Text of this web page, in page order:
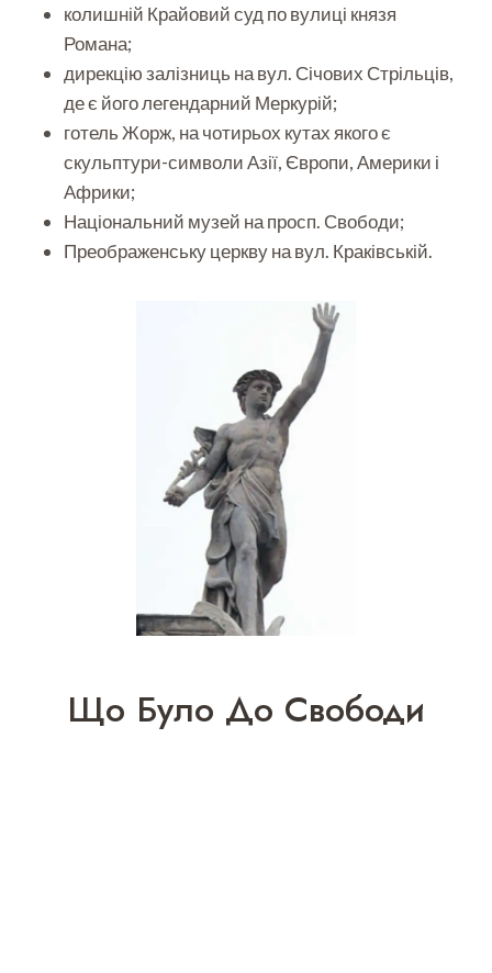
колишній Крайовий суд по вулиці князя
Романа;
дирекцію залізниць на вул. Січових Стрільців,
де є його легендарний Меркурій;
готель Жорж, на чотирьох кутах якого є
скульптури-символи Азії, Європи, Америки і
Африки;
Національний музей на просп. Свободи;
Преображенську церкву на вул. Краківській.
Що Було До Свободи